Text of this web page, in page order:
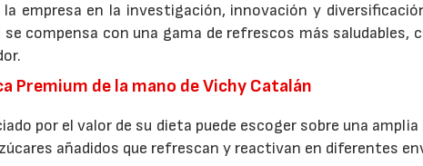
empresa en la investigación, innovación y
compensa con una gama de refrescos más saludables,
Premium de la mano de Vichy Catalán
por el valor de su dieta puede escoger sobre una amplia
añadidos que refrescan y reactivan en diferentes